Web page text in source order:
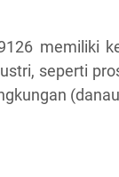
memiliki
seperti